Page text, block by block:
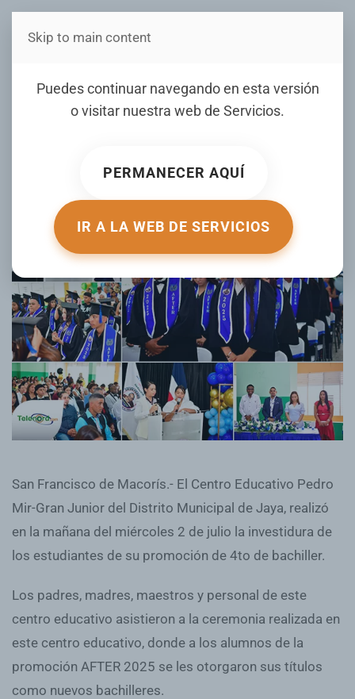
Estás en Telenord Medios
Puedes continuar navegando en esta versión
o visitar nuestra web de Servicios.
PERMANECER AQUÍ
IR A LA WEB DE SERVICIOS
Skip to main content
Liceo Pedro Mir de Jaya
SFM celebra graduación de
ESCRITO POR TELENORD.COM EL02 JULIO 2025
San Francisco de Macorís.- El Centro Educativo Pedro
Mir-Gran Junior del Distrito Municipal de Jaya, realizó
en la mañana del miércoles 2 de julio la investidura de
los estudiantes de su promoción de 4to de bachiller.
Los padres, madres, maestros y personal de este
centro educativo asistieron a la ceremonia realizada en
este centro educativo, donde a los alumnos de la
promoción AFTER 2025 se les otorgaron sus títulos
como nuevos bachilleres.